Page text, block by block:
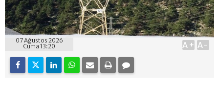
07 Ağustos 2026
Cuma 13:20
A+ A-